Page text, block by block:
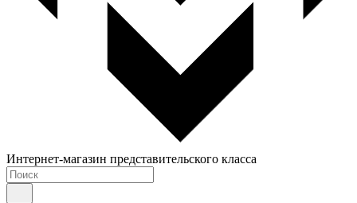
Интернет-магазин представительского класса